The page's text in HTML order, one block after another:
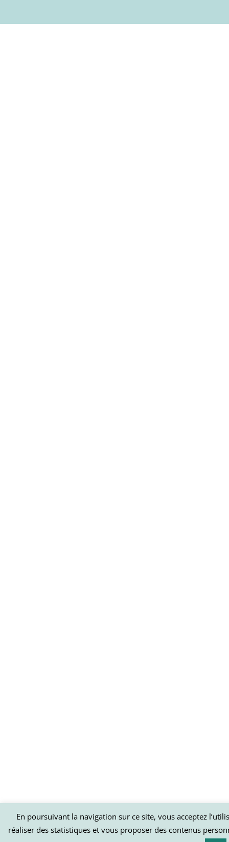
En poursuivant la navigation sur ce site, vous acceptez
réaliser des statistiques et vous proposer des contenus